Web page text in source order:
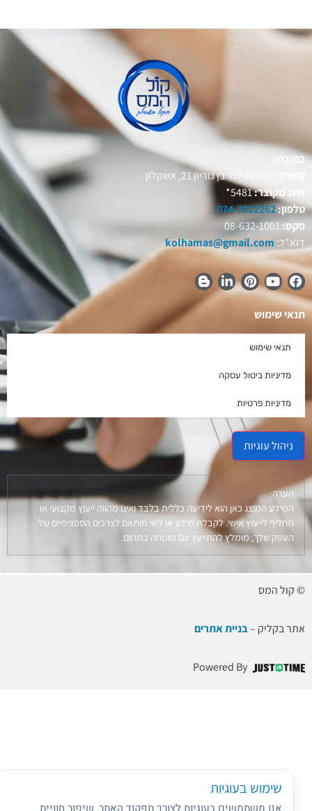
כתובת:
משרד:
שדרות דוד בן גוריון 21, אשקלון
חיוג מקוצר:5481*
טלפון:074-7022262
פקס:08-632-1001
דוא"ל:kolhamas@gmail.com
תנאי שימוש
תנאי שימוש
מדיניות ביטול עסקה
מדיניות פרטיות
ניהול עוגיות
הערה:
המידע המוצג כאן הוא לידיעה כללית בלבד ואינו מהווה ייעוץ מקצועי או
תחליף לייעוץ אישי. לקבלת מידע או ליווי מותאם לצרכים הספציפיים של
העסק שלך, מומלץ להתייעץ עם מומחה בתחום.
© קול המס
אתר בקליק – בניית אתרים
Powered By
שימוש בעוגיות